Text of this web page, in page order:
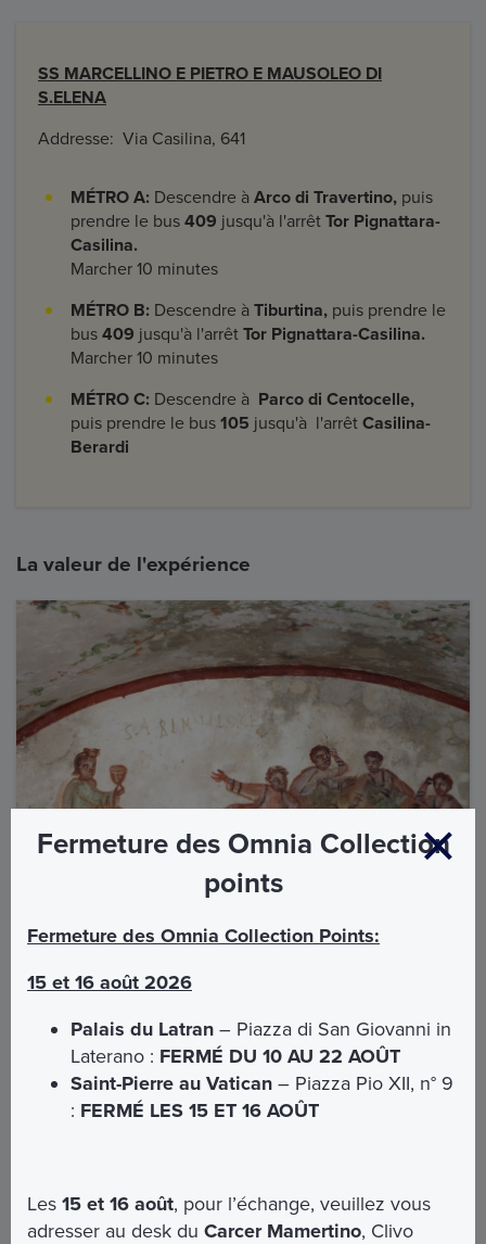
SS MARCELLINO E PIETRO E MAUSOLEO DI
S.ELENA
Addresse: Via Casilina, 641
MÉTRO A: Descendre à Arco di Travertino, puis
prendre le bus 409 jusqu'à l'arrêt Tor Pignattara-
Casilina.
Marcher 10 minutes
MÉTRO B: Descendre à Tiburtina, puis prendre le
bus 409 jusqu'à l'arrêt Tor Pignattara-Casilina.
Marcher 10 minutes
MÉTRO C: Descendre à Parco di Centocelle,
puis prendre le bus 105 jusqu'à l'arrêt Casilina-
Berardi
La valeur de l'expérience
travers les catacombes, une expérience de communion avec
les témoignages des premières communautés chrétiennes,
suggestive, les racines de la foi et l'horizon de l'espérance
chrétienne.
Position GoogleMaps
Fermeture des Omnia Collection
points
Fermeture des Omnia Collection Points:
15 et 16 août 2026
Palais du Latran – Piazza di San Giovanni in
Laterano : FERMÉ DU 10 AU 22 AOÛT
Saint-Pierre au Vatican – Piazza Pio XII, n° 9
: FERMÉ LES 15 ET 16 AOÛT
Les15 et 16 août, pour l’échange, veuillez vous
adresser au desk duCarcer Mamertino, Clivo